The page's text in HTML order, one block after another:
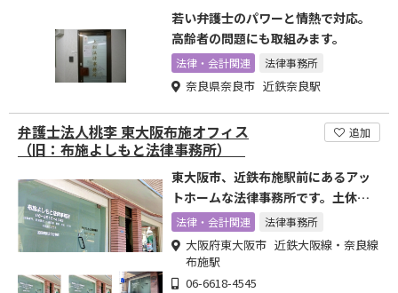
若い弁護士のパワーと情熱で対応。
高齢者の問題にも取組みます。
法律・会計関連 法律事務所
奈良県奈良市 近鉄奈良駅
弁護士法人桃李 東大阪布施オフィス
（旧：布施よしもと法律事務所）
追加
東大阪市、近鉄布施駅前にあるアッ
トホームな法律事務所です。土休
日・夜間でも対応。
法律・会計関連 法律事務所
大阪府東大阪市 近鉄大阪線・奈良線
布施駅
06-6618-4545